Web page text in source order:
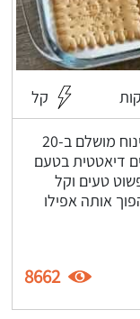
קל
מתכון קל למתחילים ולאלה שמחפשים קינוח מושלם ב-20
דיאטטית בטעם
טעים וקל
אותה אפילו
8662